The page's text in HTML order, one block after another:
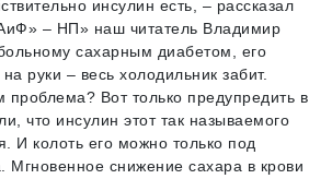
инсулин есть, – рассказал
– НП» наш читатель Владимир
сахарным диабетом, его
руки – весь холодильник забит.
проблема? Вот только предупредить в
что инсулин этот так называемого
И колоть его можно только под
Мгновенное снижение сахара в крови